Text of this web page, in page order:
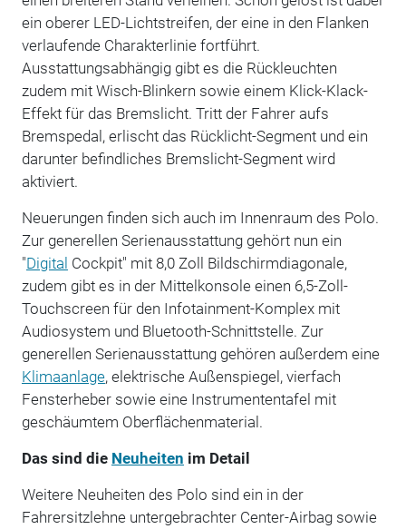
ein oberer LED-Lichtstreifen, der eine in den Flanken
verlaufende Charakterlinie fortführt.
Ausstattungsabhängig gibt es die Rückleuchten
zudem mit Wisch-Blinkern sowie einem Klick-Klack-
Effekt für das Bremslicht. Tritt der Fahrer aufs
Bremspedal, erlischt das Rücklicht-Segment und ein
darunter befindliches Bremslicht-Segment wird
aktiviert.
Neuerungen finden sich auch im Innenraum des Polo.
Zur generellen Serienausstattung gehört nun ein
"Digital Cockpit" mit 8,0 Zoll Bildschirmdiagonale,
zudem gibt es in der Mittelkonsole einen 6,5-Zoll-
Touchscreen für den Infotainment-Komplex mit
Audiosystem und Bluetooth-Schnittstelle. Zur
generellen Serienausstattung gehören außerdem eine
Klimaanlage, elektrische Außenspiegel, vierfach
Fensterheber sowie eine Instrumententafel mit
geschäumtem Oberflächenmaterial.
Das sind die Neuheiten im Detail
Weitere Neuheiten des Polo sind ein in der
Fahrersitzlehne untergebrachter Center-Airbag sowie